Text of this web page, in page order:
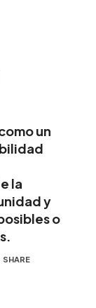
un
la
y
o
SHARE